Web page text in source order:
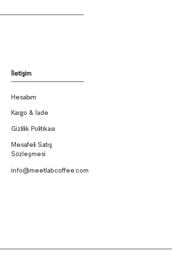
İletişim
Hesabım
Kargo & İade
Gizlilik Politikası
Mesafeli Satış
Sözleşmesi
info@meetlabcoffee.com